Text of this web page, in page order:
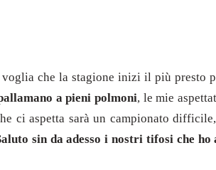
voglia che la stagione inizi il più presto
a pieni polmoni, le mie
aspetta sarà un campionato
sin da adesso i nostri tifosi che